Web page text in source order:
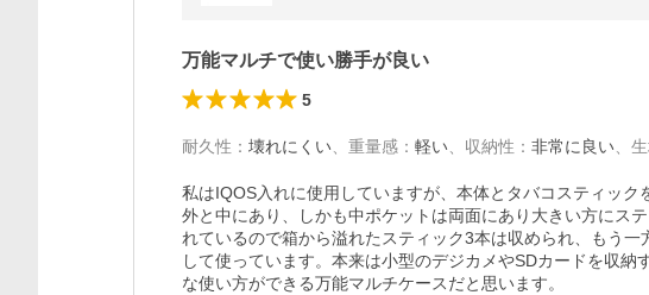
万能マルチで使い勝手が良い
5
耐久性 ： 壊れにくい 重量感 ： 軽い 収納性 ： 非常に良い
私はIQOS入れに使用していますが、本体とタバコスティッ
外と中にあり、しかも中ポケットは両面にあり大きい方にス
れているので箱から溢れたスティック3本は収められ、もう
して使っています。本来は小型のデジカメやSDカードを収納
な使い方ができる万能マルチケースだと思います。